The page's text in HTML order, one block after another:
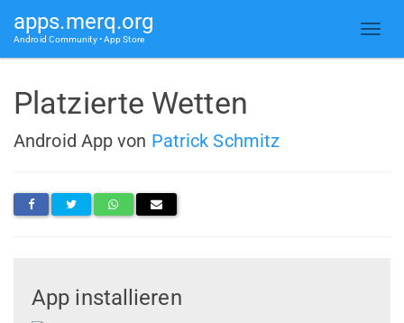
apps.merq.org
Android Community • App Store
Platzierte Wetten
Android App von Patrick Schmitz
App installieren